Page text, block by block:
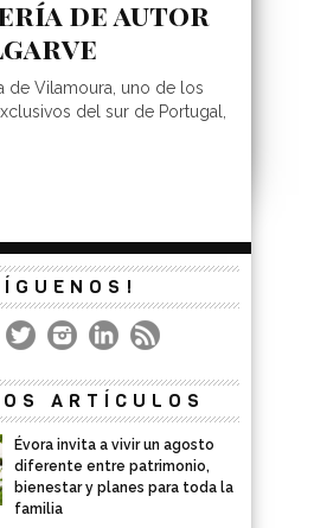
de autor
de Vilamoura, uno de los
del sur de Portugal,
ARTÍCULOS
Évora invita a vivir un agosto
diferente entre patrimonio,
bienestar y planes para toda la
familia